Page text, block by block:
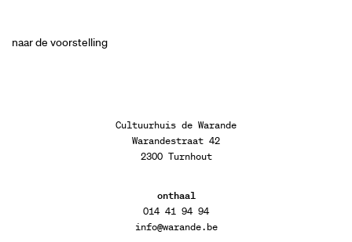
naar de voorstelling
Cultuurhuis de Warande
Warandestraat 42
2300 Turnhout
onthaal
014 41 94 94
info@warande.be